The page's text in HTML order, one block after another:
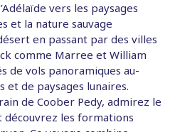
vers les paysages
et la nature sauvage
en passant par des villes
comme Marree et William
de vols panoramiques au-
et de paysages lunaires.
de Coober Pedy, admirez le
découvrez les formations